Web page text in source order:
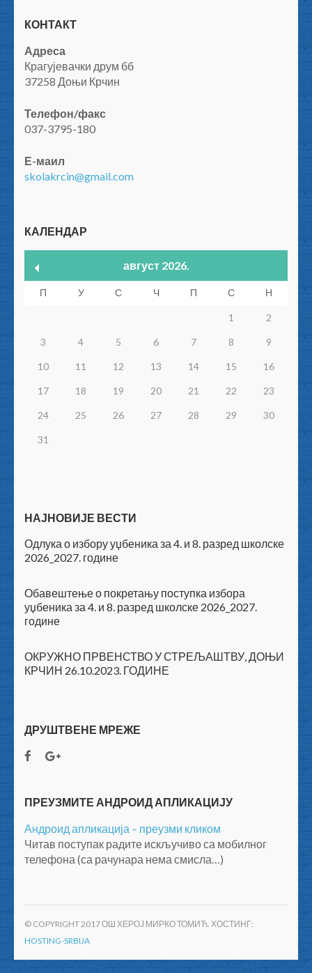
КОНТАКТ
Адреса
Крагујевачки друм бб
37258 Доњи Крчин
Телефон/факс
037-3795-180
Е-маил
skolakrcin@gmail.com
КАЛЕНДАР
август 2026.
П У С Ч П С Н
1 2
3 4 5 6 7 8 9
10 11 12 13 14 15 16
17 18 19 20 21 22 23
24 25 26 27 28 29 30
31
НАЈНОВИЈЕ ВЕСТИ
Одлука о избору уџбеника за 4. и 8. разред школске
2026_2027. године
Обавештење о покретању поступка избора
уџбеника за 4. и 8. разред школске 2026_2027.
године
ОКРУЖНО ПРВЕНСТВО У СТРЕЉАШТВУ, ДОЊИ
КРЧИН 26.10.2023. ГОДИНЕ
ДРУШТВЕНЕ МРЕЖЕ
ПРЕУЗМИТЕ АНДРОИД АПЛИКАЦИЈУ
Андроид апликација – преузми кликом
Читав поступак радите искључиво са мобилног
телефона (са рачунара нема смисла…)
© COPYRIGHT 2017 ОШ ХЕРОЈ МИРКО ТОМИЋ. ХОСТИНГ:
HOSTING-SRBIJA